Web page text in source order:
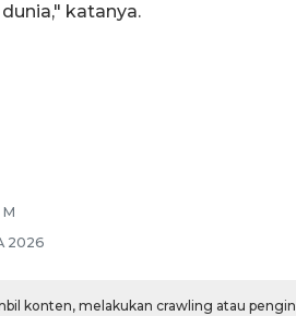
katanya.
2026
konten, melakukan crawling atau